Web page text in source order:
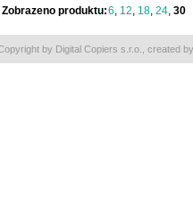
Zobrazeno produktu:6, 12, 18, 24, 30
by Digital Copiers s.r.o., created